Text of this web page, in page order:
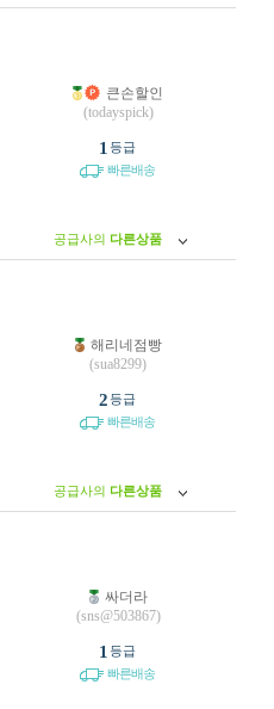
큰손할인
(todayspick)
1 등급
빠른배송
공급사의 다른상품
해리네점빵
(sua8299)
2등급
빠른배송
공급사의 다른상품
싸더라
(sns@503867)
1 등급
빠른배송